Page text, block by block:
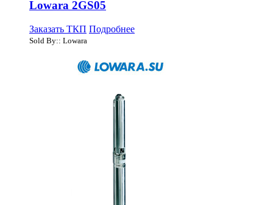
Lowara 2GS05
Заказать ТКП Подробнее
Sold By:: Lowara